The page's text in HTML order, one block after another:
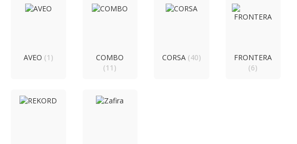
AVEO (1)
COMBO
(11)
CORSA (40)
FRONTERA
(6)